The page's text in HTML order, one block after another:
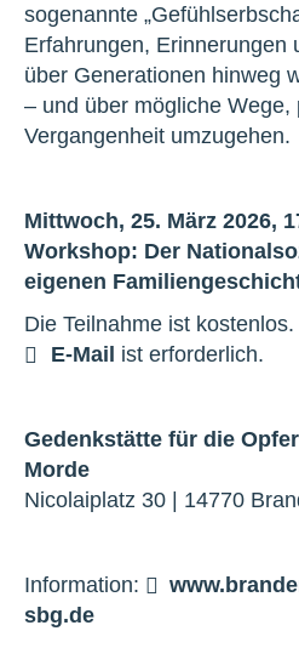
sogenannte
Erfahrungen, Erinnerungen
über Generationen hinweg
– und über mögliche
Vergangenheit umzugehen.
Mittwoch, 25. März 2026,
Workshop: Der
eigenen
Die Teilnahme ist
E-Mail ist erforderlich.
Gedenkstätte für die
Morde
Nicolaiplatz 30 | 14770
Information:
sbg.de